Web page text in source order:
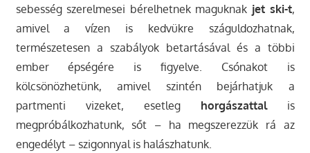
sebesség szerelmesei bérelhetnek maguknak jet ski-t,
amivel a vízen is kedvükre száguldozhatnak,
természetesen a szabályok betartásával és a többi
ember épségére is figyelve. Csónakot is
kölcsönözhetünk, amivel szintén bejárhatjuk a
partmenti vizeket, esetleg horgászattal is
megpróbálkozhatunk, sőt – ha megszerezzük rá az
engedélyt – szigonnyal is halászhatunk.